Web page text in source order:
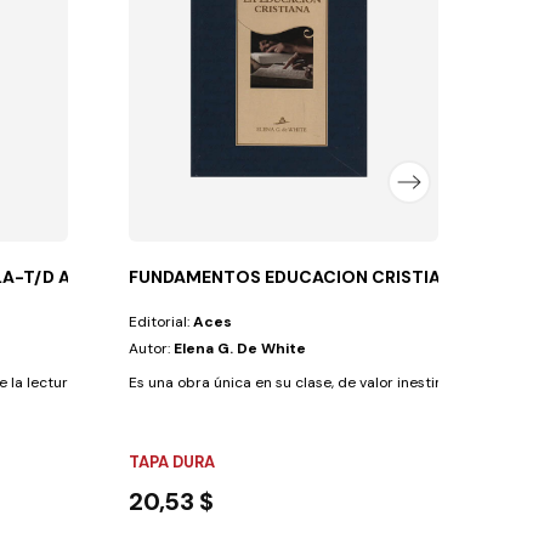
T/D AZUL
la lectura de esta obra proporcionó a los...
FUNDAMENTOS EDUCACION CRISTIANA-T/D AZU
Editorial:Aces
Autor: Elena G. De White
Es una obra única en su clase, de valor inestimable para
TAPA DURA
20,53 $